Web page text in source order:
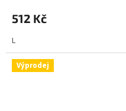
512 Kč
L
Výprodej